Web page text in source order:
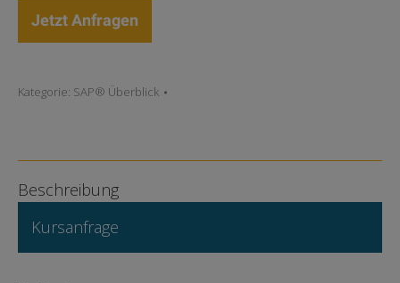
Jetzt Anfragen
Kategorie: SAP® Überblick
Beschreibung
Kursanfrage